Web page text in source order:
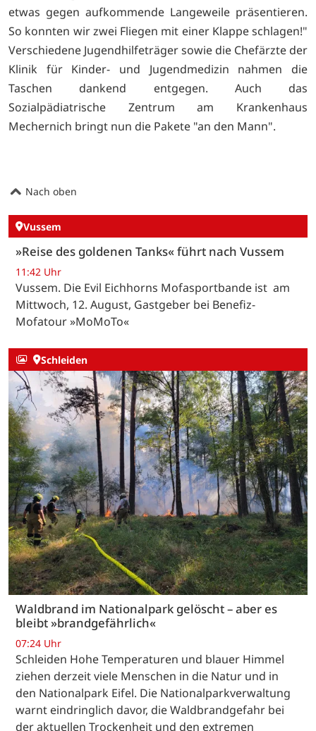
etwas gegen aufkommende Langeweile präsentieren.
So konnten wir zwei Fliegen mit einer Klappe schlagen!"
Verschiedene Jugendhilfeträger sowie die Chefärzte der
Klinik für Kinder- und Jugendmedizin nahmen die
Taschen dankend entgegen. Auch das
Sozialpädiatrische Zentrum am Krankenhaus
Mechernich bringt nun die Pakete "an den Mann".
Nach oben
Vussem
»Reise des goldenen Tanks« führt nach Vussem
11:42 Uhr
Vussem. Die Evil Eichhorns Mofasportbande ist am
Mittwoch, 12. August, Gastgeber bei Benefiz-
Mofatour »MoMoTo«
Schleiden
Waldbrand im Nationalpark gelöscht – aber es
bleibt »brandgefährlich«
07:24 Uhr
Schleiden Hohe Temperaturen und blauer Himmel
ziehen derzeit viele Menschen in die Natur und in
den Nationalpark Eifel. Die Nationalparkverwaltung
warnt eindringlich davor, die Waldbrandgefahr bei
der aktuellen Trockenheit und den extremen